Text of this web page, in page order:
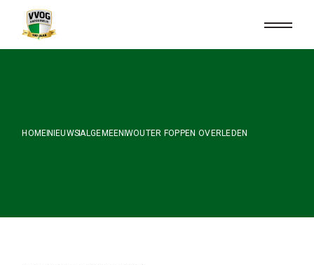
content
HOME NIEUWSALGEMEEN WOUTER FOPPEN OVERLEDEN